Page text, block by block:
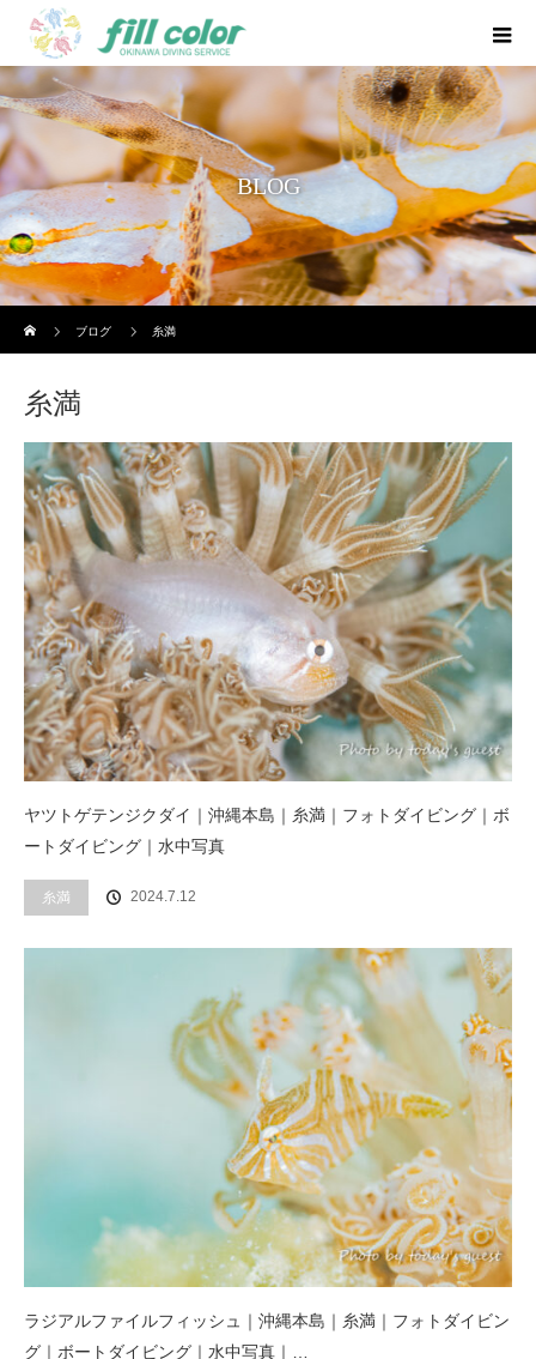
BLOG
ブログ
糸満
糸満
ヤツトゲテンジクダイ｜沖縄本島｜糸満｜フォトダイビング｜ボ
ートダイビング｜水中写真
糸満 2024.7.12
ラジアルファイルフィッシュ｜沖縄本島｜糸満｜フォトダイビン
グ｜ボートダイビング｜水中写真｜…